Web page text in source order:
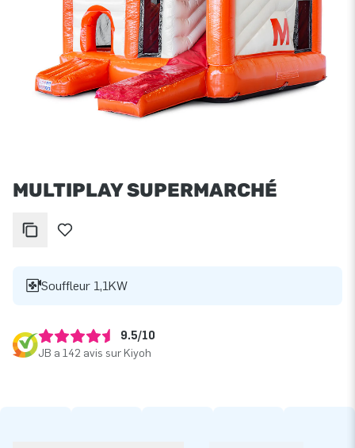
MULTIPLAY SUPERMARCHÉ
Souffleur 1,1KW
9.5/10
JB a 142 avis sur Kiyoh